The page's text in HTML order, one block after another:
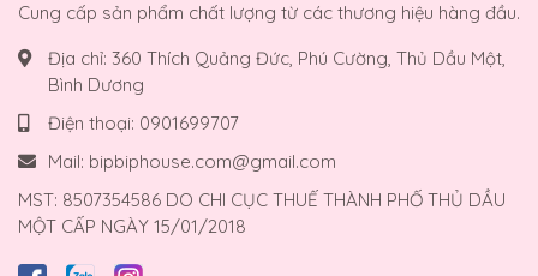
Cung cấp sản phẩm chất lượng từ các thương hiệu hàng đầu.
Địa chỉ: 360 Thích Quảng Đức, Phú Cường, Thủ Dầu Một,
Bình Dương
Điện thoại: 0901699707
Mail: bipbiphouse.com@gmail.com
MST: 8507354586 DO CHI CỤC THUẾ THÀNH PHỐ THỦ DẦU
MỘT CẤP NGÀY 15/01/2018